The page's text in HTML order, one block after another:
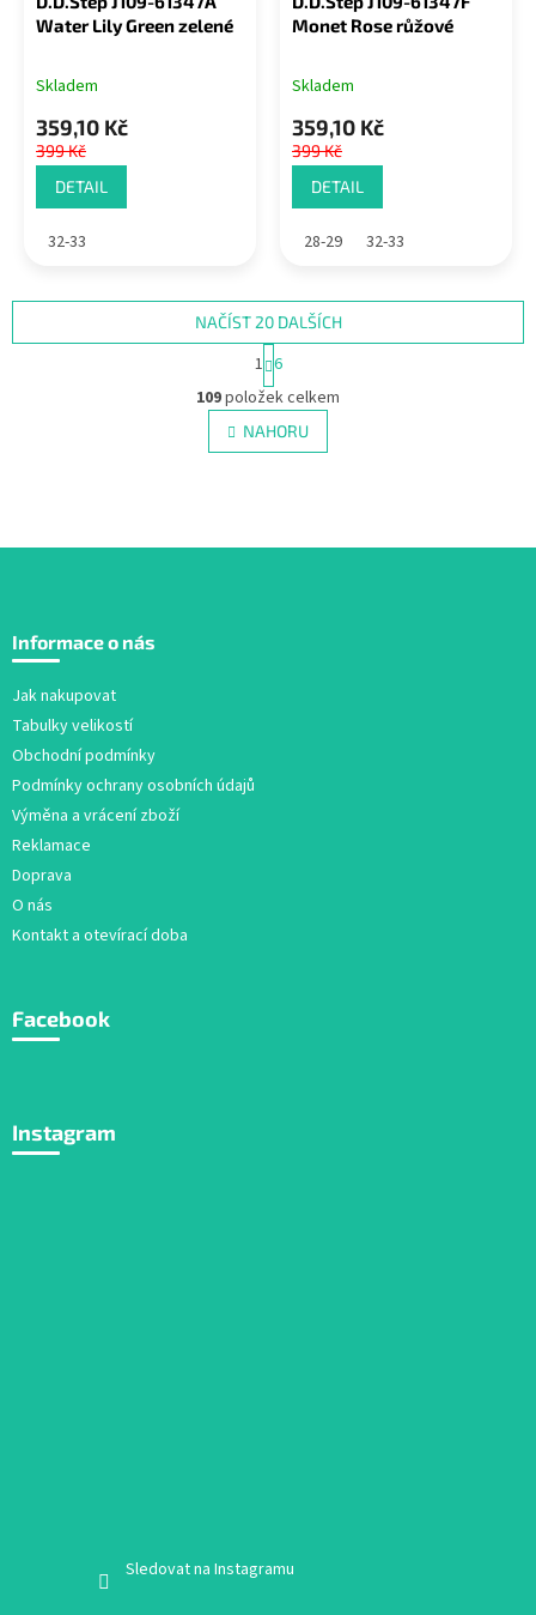
Water Lily Green zelené
Skladem
359,10 Kč
399 Kč
DETAIL
32-33
Monet Rose růžové
Skladem
359,10 Kč
399 Kč
DETAIL
28-29 32-33
O
v
l
á
í
NAČÍST 20 DALŠÍCH
S
t
r
á
n
k
1 6
109položek celkem
NAHORU
p
Informace o nás
Jak nakupovat
Tabulky velikostí
Obchodní podmínky
Podmínky ochrany osobních údajů
Výměna a vrácení zboží
Reklamace
Doprava
O nás
Kontakt a otevírací doba
Facebook
Instagram
Sledovat na Instagramu